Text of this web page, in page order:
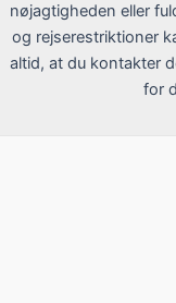
nøjagtigheden eller
og rejserestriktioner
altid, at du kontakter
for